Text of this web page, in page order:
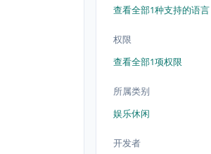
查看全部1种支持的语言
权限
查看全部1项权限
所属类别
娱乐休闲
开发者